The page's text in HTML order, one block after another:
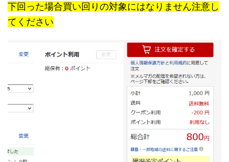
下回った場合買い回りの対象にはなりません注意し
てください